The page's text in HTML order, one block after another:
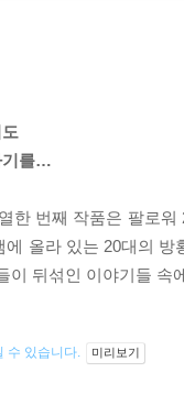
기를…
한 번째 작품은 팔로
에 올라 있는 20대의
이 뒤섞인 이야기들
수 있습니다. 미리보기